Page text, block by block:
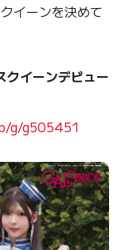
イーンを決めて
イーンデビュー
g/g505451